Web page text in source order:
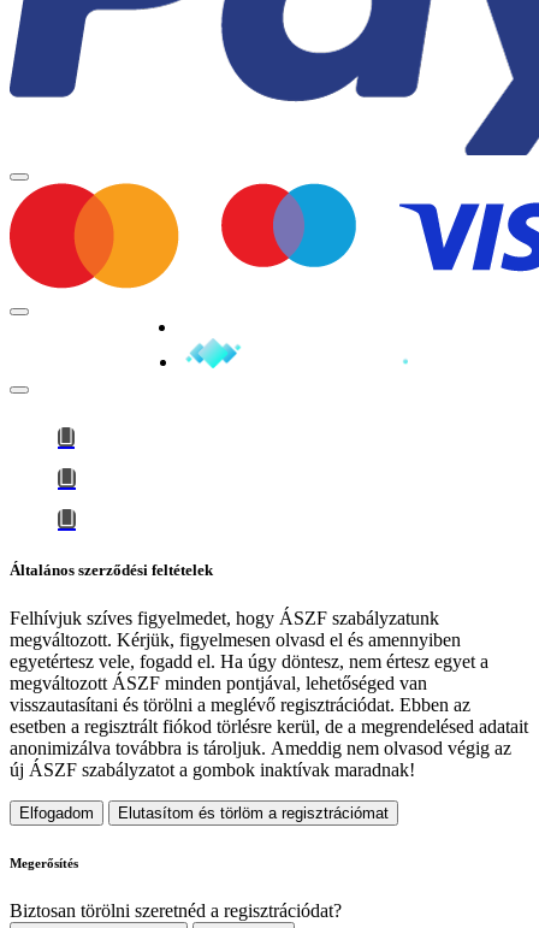
Általános szerződési feltételek
Felhívjuk szíves figyelmedet, hogy ÁSZF szabályzatunk
megváltozott. Kérjük, figyelmesen olvasd el és amennyiben
egyetértesz vele, fogadd el. Ha úgy döntesz, nem értesz egyet a
megváltozott ÁSZF minden pontjával, lehetőséged van
visszautasítani és törölni a meglévő regisztrációdat. Ebben az
esetben a regisztrált fiókod törlésre kerül, de a megrendelésed adatait
anonimizálva továbbra is tároljuk. Ameddig nem olvasod végig az
új ÁSZF szabályzatot a gombok inaktívak maradnak!
Elfogadom Elutasítom és törlöm a regisztrációmat
Megerősítés
Biztosan törölni szeretnéd a regisztrációdat?